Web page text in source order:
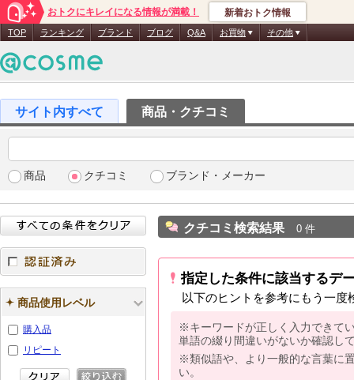
おトクにキレイになる情報が満載！ 新着おトク情報
TOP ランキング ブランド ブログ Q&A お買物 その他
商品・クチコミ
商品 クチコミ ブランド・メーカー
クチコミ検索結果 0 件
指定した条件に該当するデ
以下のヒントを参考にもう一度
※キーワードが正しく入力できて
単語の綴り間違いがないか確認し
※類似語や、より一般的な言葉に
い。
認証済み
商品使用レベル
購入品
リピート